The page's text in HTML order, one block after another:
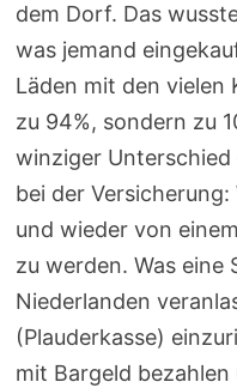
dem Dorf. Das
was jemand
Läden mit den vielen
zu 94%, sondern zu
winziger
bei der
und wieder von
zu werden. Was eine
Niederlanden
(Plauderkasse)
mit Bargeld